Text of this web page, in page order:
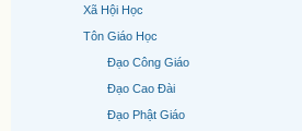
Xã Hội Học
Tôn Giáo Học
Đạo Công Giáo
Đạo Cao Đài
Đạo Phật Giáo